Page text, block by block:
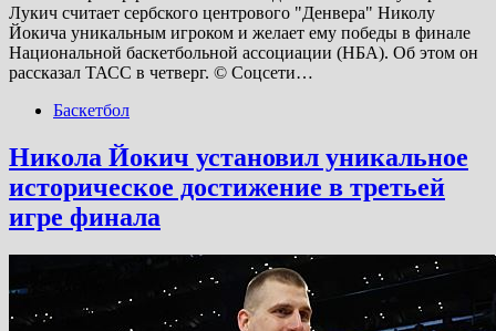
Лукич считает сербского центрового "Денвера" Николу
Йокича уникальным игроком и желает ему победы в финале
Национальной баскетбольной ассоциации (НБА). Об этом он
рассказал ТАСС в четверг. © Соцсети…
Баскетбол
Никола Йокич установил уникальное
историческое достижение в третьей
игре финала